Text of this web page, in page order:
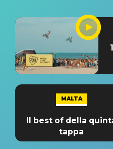
MALTA
Il best of della
tappa